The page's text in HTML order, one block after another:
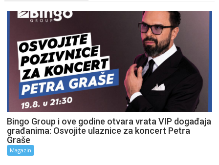
Bingo Group i ove godine otvara vrata VIP događaja
građanima: Osvojite ulaznice za koncert Petra
Graše
Magazin